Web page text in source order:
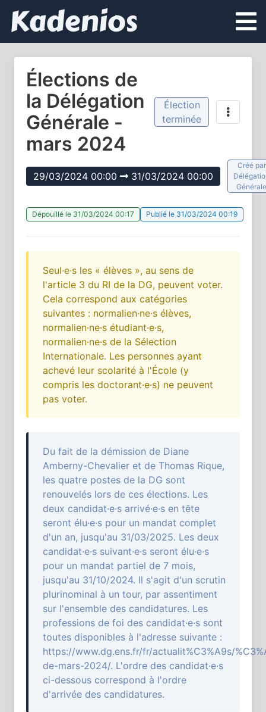
Kadenios
Élections de
la Délégation
Générale -
mars 2024
Élection
terminée
29/03/2024 00:00 31/03/2024 00:00
Créé par
Générale
Dépouillé le 31/03/2024 00:17 Publié le 31/03/2024 00:19
Seul·e·s les « élèves », au sens de
l'article 3 du RI de la DG, peuvent voter.
Cela correspond aux catégories
suivantes : normalien·ne·s élèves,
normalien·ne·s étudiant·e·s,
normalien·ne·s de la Sélection
Internationale. Les personnes ayant
achevé leur scolarité à l'École (y
compris les doctorant·e·s) ne peuvent
pas voter.
Du fait de la démission de Diane
Amberny-Chevalier et de Thomas Rique,
les quatre postes de la DG sont
renouvelés lors de ces élections. Les
deux candidat·e·s arrivé·e·s en tête
seront élu·e·s pour un mandat complet
d'un an, jusqu'au 31/03/2025. Les deux
candidat·e·s suivant·e·s seront élu·e·s
pour un mandat partiel de 7 mois,
jusqu'au 31/10/2024. Il s'agit d'un scrutin
plurinominal à un tour, par assentiment
sur l'ensemble des candidatures. Les
professions de foi des candidat·e·s sont
toutes disponibles à l'adresse suivante :
https://www.dg.ens.fr/fr/actualit%C3%A9s/
de-mars-2024/. L'ordre des candidat·e·s
ci-dessous correspond à l'ordre
d'arrivée des candidatures.